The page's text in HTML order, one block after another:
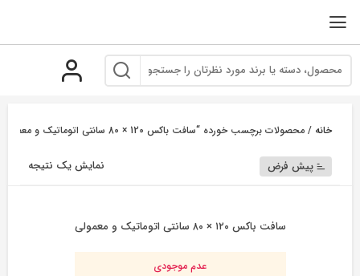
خانه / محصولات برچسب خورده “سافت باکس 120 × 80 سانتی اتوماتیک و معمولی”
نمایش یک نتیجه پیش فرض
سافت باکس ۱۲۰ × ۸۰ سانتی اتوماتیک و معمولی
عدم موجودی